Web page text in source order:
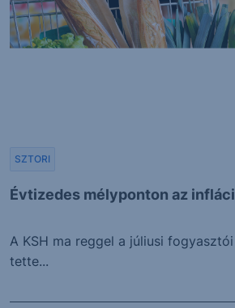
Évtizedes mélyponton az
SZTORI
A KSH ma reggel a júliusi
tette...